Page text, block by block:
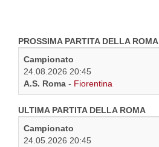
PROSSIMA PARTITA DELLA ROMA
Campionato
24.08.2026 20:45
A.S. Roma - Fiorentina
ULTIMA PARTITA DELLA ROMA
Campionato
24.05.2026 20:45